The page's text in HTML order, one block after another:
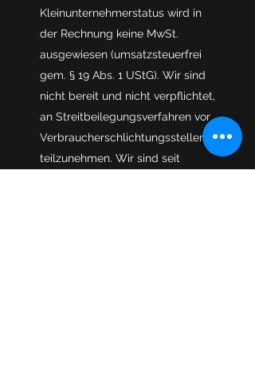
Kleinunternehmerstatus wird in
der Rechnung keine MwSt.
ausgewiesen (umsatzsteuerfrei
gem. § 19 Abs. 1 UStG). Wir sind
nicht bereit und nicht verpflichtet,
an Streitbeilegungsverfahren vor
Verbraucherschlichtungsstellen
teilzunehmen. Wir sind seit